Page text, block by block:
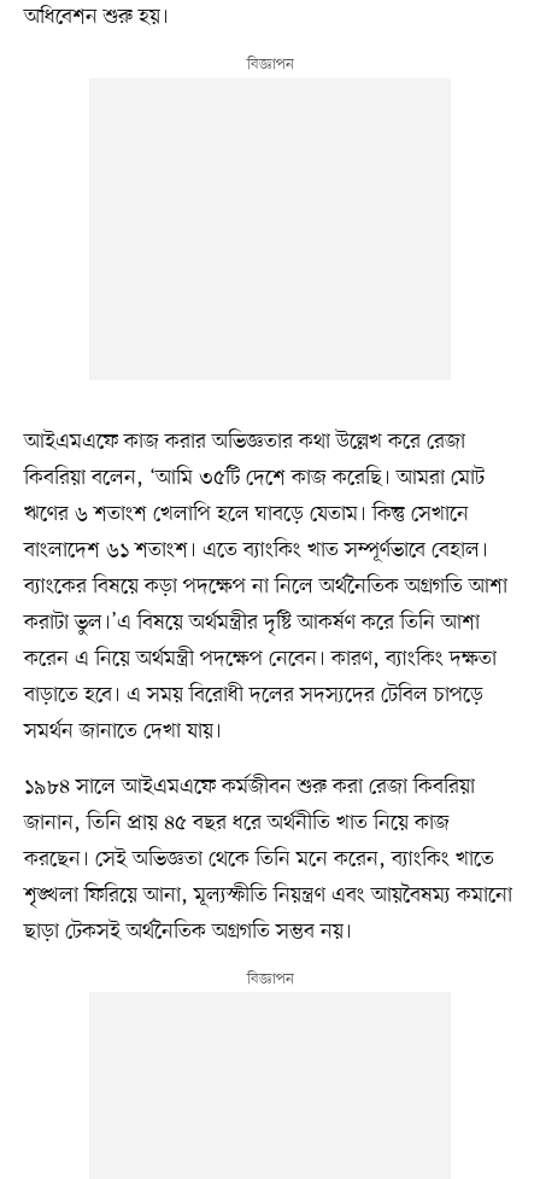
অধিবেশন শুরু হয়।
আইএমএফে কাজ করার অভিজ্ঞতার কথা উল্লেখ করে রেজা
কিবরিয়া বলেন, ‘আমি ৩৫টি দেশে কাজ করেছি। আমরা মোট
ঋণের ৬ শতাংশ খেলাপি হলে ঘাবড়ে যেতাম। কিন্তু সেখানে
বাংলাদেশ ৬১ শতাংশ। এতে ব্যাংকিং খাত সম্পূর্ণভাবে বেহাল।
ব্যাংকের বিষয়ে কড়া পদক্ষেপ না নিলে অর্থনৈতিক অগ্রগতি আশা
করাটা ভুল।’এ বিষয়ে অর্থমন্ত্রীর দৃষ্টি আকর্ষণ করে তিনি আশা
করেন এ নিয়ে অর্থমন্ত্রী পদক্ষেপ নেবেন। কারণ, ব্যাংকিং দক্ষতা
বাড়াতে হবে। এ সময় বিরোধী দলের সদস্যদের টেবিল চাপড়ে
সমর্থন জানাতে দেখা যায়।
১৯৮৪ সালে আইএমএফে কর্মজীবন শুরু করা রেজা কিবরিয়া
জানান, তিনি প্রায় ৪৫ বছর ধরে অর্থনীতি খাত নিয়ে কাজ
করছেন। সেই অভিজ্ঞতা থেকে তিনি মনে করেন, ব্যাংকিং খাতে
শৃঙ্খলা ফিরিয়ে আনা, মূল্যস্ফীতি নিয়ন্ত্রণ এবং আয়বৈষম্য কমানো
ছাড়া টেকসই অর্থনৈতিক অগ্রগতি সম্ভব নয়।